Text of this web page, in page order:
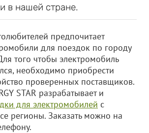
в нашей стране.
предпочитает
для поездок по городу
того чтобы электромобиль
необходимо приобрести
проверенных поставщиков.
STAR разрабатывает и
для электромобилей с
регионы. Заказать можно на